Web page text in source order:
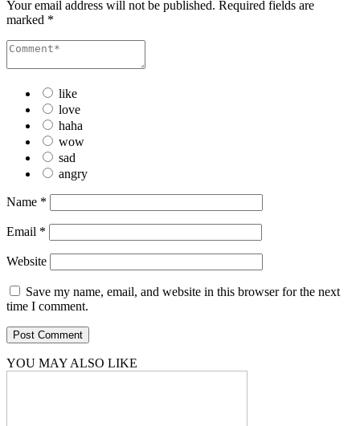
Your email address will not be published. Required fields are
marked *
like
love
haha
wow
sad
angry
Name *
Email *
Website
Save my name, email, and website in this browser for the next
time I comment.
YOU MAY ALSO LIKE